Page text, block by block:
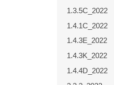
1.3.5C_2022
1.4.1C_2022
1.4.3E_2022
1.4.3K_2022
1.4.4D_2022